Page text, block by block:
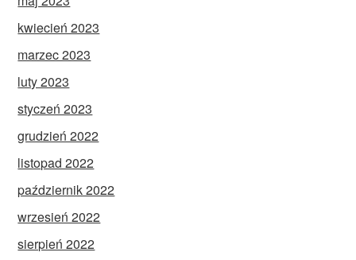
kwiecień 2023
marzec 2023
luty 2023
styczeń 2023
grudzień 2022
listopad 2022
październik 2022
wrzesień 2022
sierpień 2022